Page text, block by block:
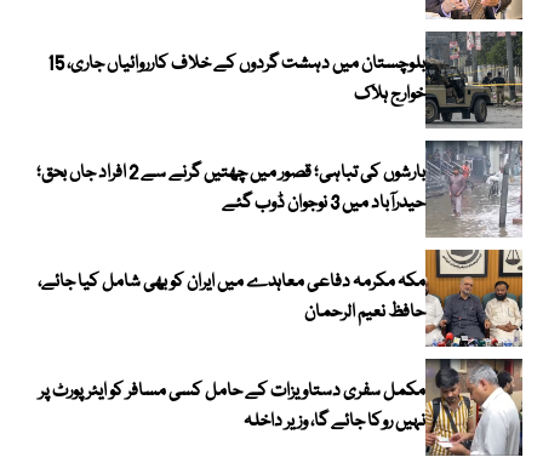
بلوچستان میں دہشت گردوں کے خلاف کارروائیاں جاری، 15
خوارج ہلاک
بارشوں کی تباہی؛ قصور میں چھتیں گرنے سے 2 افراد جاں بحق؛
حیدرآباد میں 3 نوجوان ڈوب گئے
مکہ مکرمہ دفاعی معاہدے میں ایران کو بھی شامل کیا جائے،
حافظ نعیم الرحمان
مکمل سفری دستاویزات کے حامل کسی مسافر کو ایئرپورٹ پر
نہیں روکا جائے گا، وزیر داخلہ